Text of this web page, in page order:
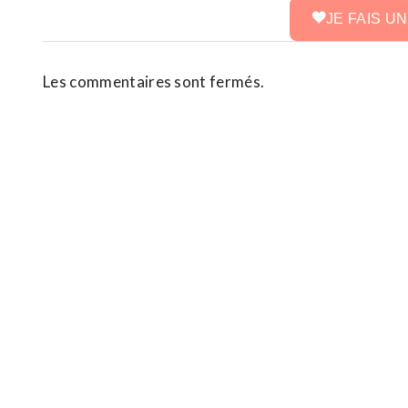
JE FAIS
Les commentaires sont fermés.